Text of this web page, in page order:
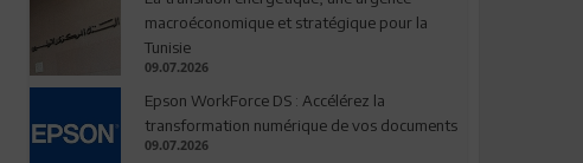
macroéconomique et stratégique pour la
Tunisie
09.07.2026
Epson WorkForce DS : Accélérez la
transformation numérique de vos documents
09.07.2026